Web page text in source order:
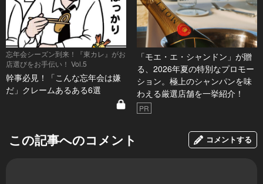
忘年会シーズン到来！『東カレ』がお
店選びをお手伝い！ Vol.5
幹事必見！「こんな忘年会は嫌
だ」クレームあるある6選
「モエ・エ・シャンドン」が贈
る、2026年夏の特別なプロモー
ション。極上のシャンパンを味
わえる厳選店舗を一挙紹介！
PR
この記事へのコメント コメントする